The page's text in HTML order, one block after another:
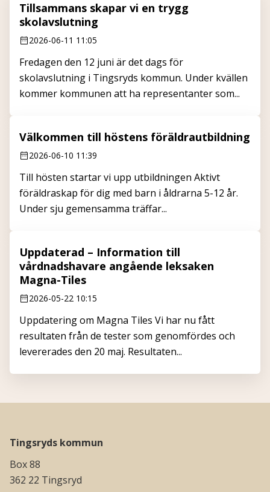
Tillsammans skapar vi en trygg
skolavslutning
2026-06-11 11:05
Fredagen den 12 juni är det dags för
skolavslutning i Tingsryds kommun. Under kvällen
kommer kommunen att ha representanter som...
Välkommen till höstens föräldrautbildning
2026-06-10 11:39
Till hösten startar vi upp utbildningen Aktivt
föräldraskap för dig med barn i åldrarna 5-12 år.
Under sju gemensamma träffar...
Uppdaterad – Information till
vårdnadshavare angående leksaken
Magna-Tiles
2026-05-22 10:15
Uppdatering om Magna Tiles Vi har nu fått
resultaten från de tester som genomfördes och
levererades den 20 maj. Resultaten...
Tingsryds kommun
Box 88
362 22 Tingsryd